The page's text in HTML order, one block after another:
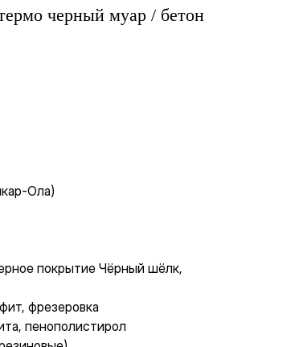
черный муар / бетон
Ола)
покрытие Чёрный шёлк,
фрезеровка
пенополистирол